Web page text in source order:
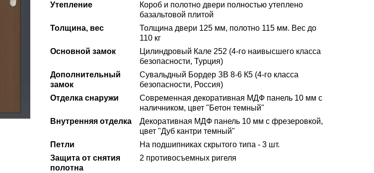
Утепление
Короб и полотно двери полностью утеплено
базальтовой плитой
Толщина, вес
Толщина двери 125 мм, полотно 115 мм. Вес до
110 кг
Основной замок
Цилиндровый Кале 252 (4-го наивысшего класса
безопасности, Турция)
Дополнительный
замок
Сувальдный Бордер ЗВ 8-6 К5 (4-го класса
безопасности, Россия)
Отделка снаружи
Современная декоративная МДФ панель 10 мм с
наличником, цвет "Бетон темный"
Внутренняя отделка
Декоративная МДФ панель 10 мм с фрезеровкой,
цвет "Дуб кантри темный"
Петли
На подшипниках скрытого типа - 3 шт.
Защита от снятия
полотна
2 противосъемных ригеля